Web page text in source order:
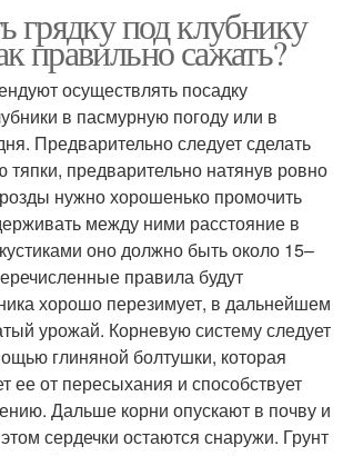
грядку под клубнику
правильно сажать?
осуществлять посадку
в пасмурную погоду или в
Предварительно следует сделать
тяпки, предварительно натянув ровно
нужно хорошенько промочить
между ними расстояние в
оно должно быть около 15–
правила будут
хорошо перезимует, в дальнейшем
урожай. Корневую систему следует
глиняной болтушки, которая
ее от пересыхания и способствует
Дальше корни опускают в почву и
сердечки остаются снаружи. Грунт